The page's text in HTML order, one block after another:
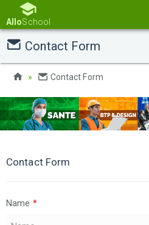
AlloSchool
Contact Form
Contact Form
Contact Form
Name *